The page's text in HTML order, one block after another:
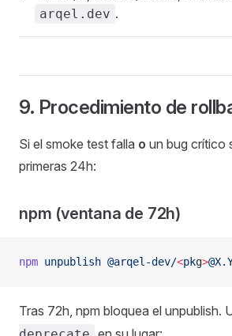
arqel.dev .
9. Procedimiento de
Si el smoke test falla o un bug crítico
primeras 24h:
npm (ventana de 72h)
npm unpublish @arqel-dev/<pkg>
Tras 72h, npm bloquea el unpublish.